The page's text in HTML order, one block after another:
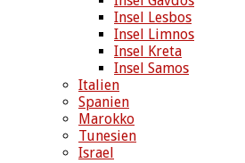
Insel Lesbos
Insel Limnos
Insel Kreta
Insel Samos
Italien
Spanien
Marokko
Tunesien
Israel